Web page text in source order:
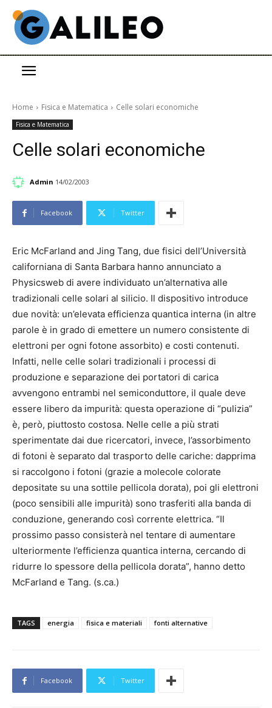
Home Fisica e Matematica Celle solari economiche
Fisica e Matematica
Celle solari economiche
Admin 14/02/2003
Facebook Twitter
Eric McFarland and Jing Tang, due fisici dell’Università
californiana di Santa Barbara hanno annunciato a
Physicsweb di avere individuato un’alternativa alle
tradizionali celle solari al silicio. Il dispositivo introduce
due novità: un’elevata efficienza quantica interna (in altre
parole è in grado di emettere un numero consistente di
elettroni per ogni fotone assorbito) e costi contenuti.
Infatti, nelle celle solari tradizionali i processi di
produzione e separazione dei portatori di carica
avvengono entrambi nel semiconduttore, il quale deve
essere libero da impurità: questa operazione di “pulizia”
è, però, piuttosto costosa. Nelle celle a più strati
sperimentate dai due ricercatori, invece, l’assorbimento
di fotoni è separato dal trasporto delle cariche: dapprima
si raccolgono i fotoni (grazie a molecole colorate
depositate su una sottile pellicola dorata), poi gli elettroni
(poco sensibili alle impurità) sono trasferiti alla banda di
conduzione, generando così corrente elettrica. “Il
prossimo passo consisterà nel tentare di aumentare
ulteriormente l’efficienza quantica interna, cercando di
ridurre lo spessore della pellicola dorata”, hanno detto
McFarland e Tang. (s.ca.)
TAGS energia fisica e materiali fonti alternative
Facebook Twitter